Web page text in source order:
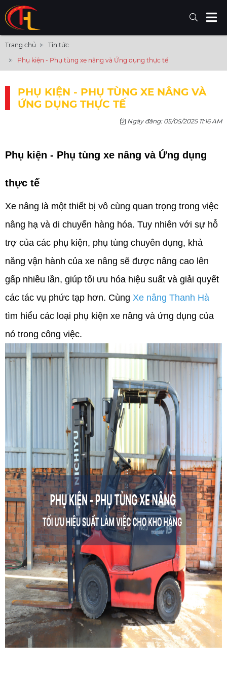
Trang chủ
Tin tức
Phụ kiện - Phụ tùng xe nâng và Ứng dụng thực tế
PHỤ KIỆN - PHỤ TÙNG XE NÂNG VÀ
ỨNG DỤNG THỰC TẾ
Ngày đăng: 05/05/2025 11:16 AM
Phụ kiện - Phụ tùng xe nâng và Ứng dụng
thực tế
Xe nâng là một thiết bị vô cùng quan trọng trong việc
nâng hạ và di chuyển hàng hóa. Tuy nhiên với sự hỗ
trợ của các phụ kiện, phụ tùng chuyên dụng, khả
năng vận hành của xe nâng sẽ được nâng cao lên
gấp nhiều lần, giúp tối ưu hóa hiệu suất và giải quyết
các tác vụ phức tạp hơn. Cùng
tìm hiểu các loại phụ kiện xe nâng và ứng dụng của
nó trong công việc.